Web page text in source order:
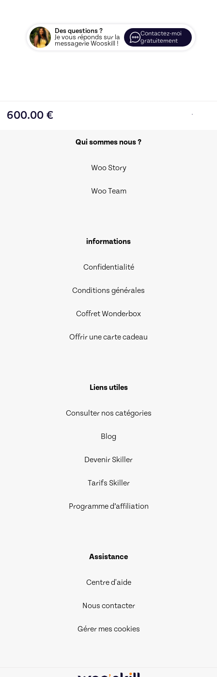
Des questions ?
Je vous réponds sur la
messagerie Wooskill !
Contactez-moi
gratuitement
600.00 €
Qui sommes nous ?
Woo Story
Woo Team
informations
Confidentialité
Conditions générales
Coffret Wonderbox
Offrir une carte cadeau
Liens utiles
Consulter nos catégories
Blog
Devenir Skiller
Tarifs Skiller
Programme d’affiliation
Assistance
Centre d'aide
Nous contacter
Gérer mes cookies